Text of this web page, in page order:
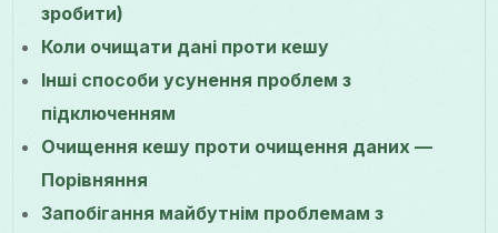
зробити)
Коли очищати дані проти кешу
Інші способи усунення проблем з
підключенням
Очищення кешу проти очищення даних —
Порівняння
Запобігання майбутнім проблемам з